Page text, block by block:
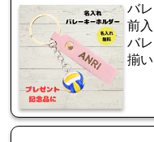
バ
前
バ
揃